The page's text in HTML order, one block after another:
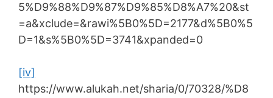
5%D9%88%D9%87%D9%85%D8%A7%20&st
=a&xclude=&rawi%5B0%5D=2177&d%5B0%5
D=1&s%5B0%5D=3741&xpanded=0
[iv]
https://www.alukah.net/sharia/0/70328/%D8